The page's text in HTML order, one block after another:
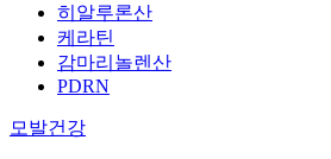
히알루론산
케라틴
감마리놀렌산
PDRN
모발건강